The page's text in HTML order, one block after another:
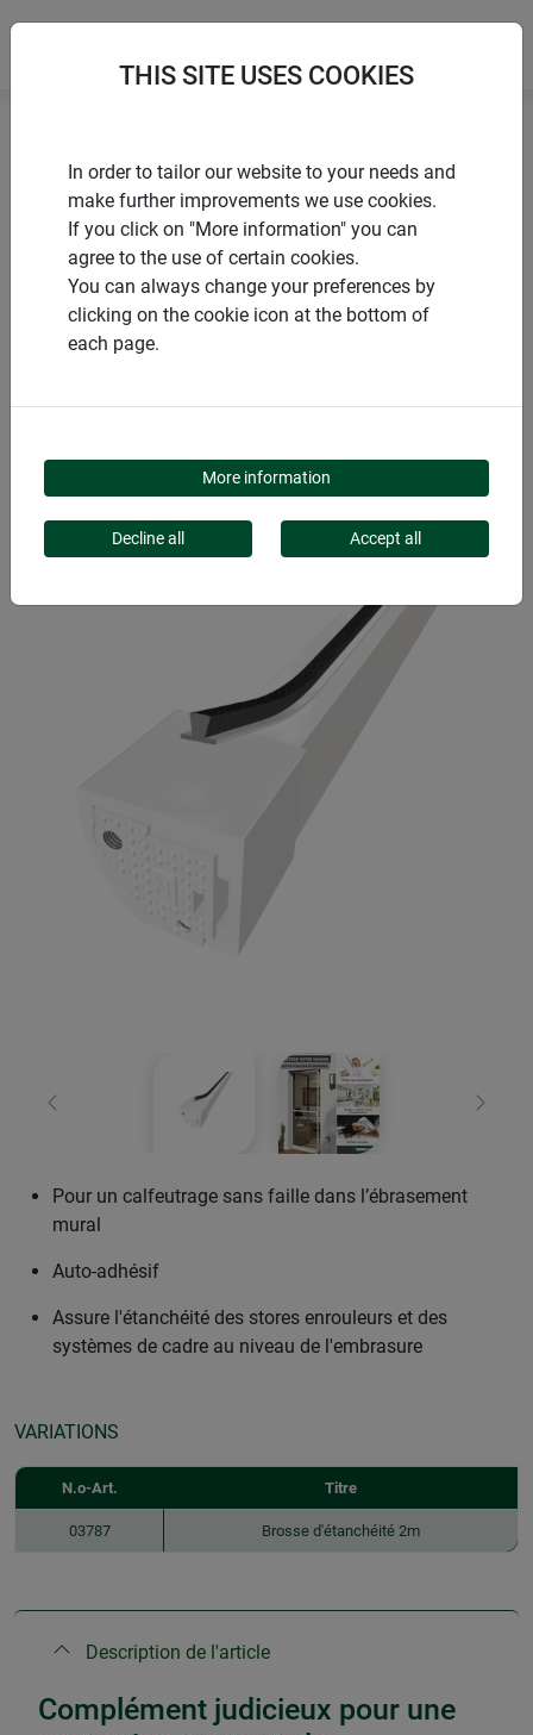
Accueil
Accessoires de montage
Z1 Brosse de calfeutrage
PRODUITS
Z1 BROSSE DE
CALFEUTRAGE
retour
Pour un calfeutrage sans faille dans l’ébrasement
mural
Auto-adhésif
Assure l'étanchéité des stores enrouleurs et des
systèmes de cadre au niveau de l'embrasure
VARIATIONS
N.o-Art. Titre
03787 Brosse d'étanchéité 2m
Description de l'article
Complément judicieux pour une
THIS SITE USES COOKIES
In order to tailor our website to your needs and
make further improvements we use cookies.
If you click on "More information" you can
agree to the use of certain cookies.
You can always change your preferences by
clicking on the cookie icon at the bottom of
each page.
More information
Decline all Accept all